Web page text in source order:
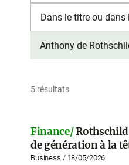
5 résultats
Finance/
de génération à la
Business / 18/05/2026